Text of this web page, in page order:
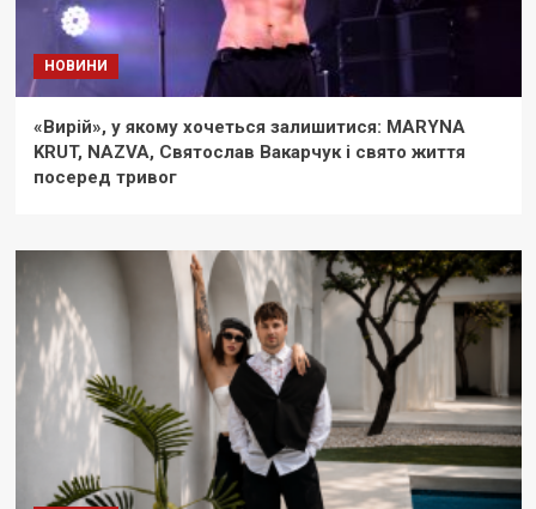
НОВИНИ
«Вирій», у якому хочеться залишитися: MARYNA
KRUT, NAZVA, Святослав Вакарчук і свято життя
посеред тривог